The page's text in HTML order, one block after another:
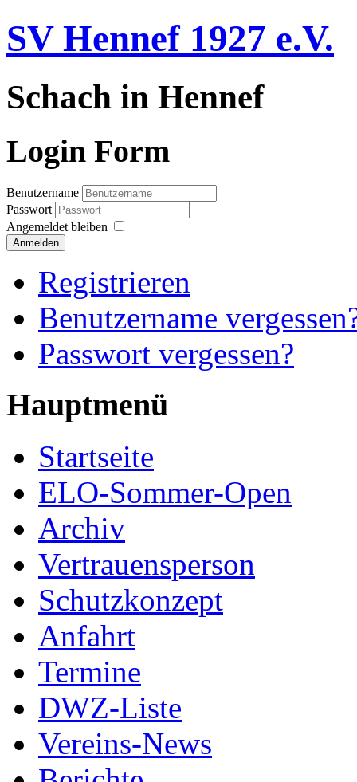
SV Hennef 1927 e.V.
Schach in Hennef
Login Form
Benutzername
Passwort
Angemeldet bleiben
Anmelden
Registrieren
Benutzername
Passwort vergessen?
Hauptmenü
Startseite
ELO-Sommer-Open
Archiv
Vertrauensperson
Schutzkonzept
Anfahrt
Termine
DWZ-Liste
Vereins-News